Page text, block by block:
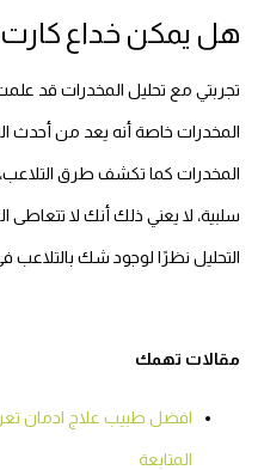
هل يمكن خداع كارت
تجربتي مع تحليل المخدرات قد
المخدرات خاصة أنه يعد من أحدث
المخدرات كما تكشف طرق التلاعب،
سلبية، لا يعني ذلك أنك لا
التحليل نظرًا لوجود شك بالتلاعب
مقالات تهمك
افضل طبيب علاج ادمان
المتابعة